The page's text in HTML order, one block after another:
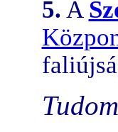
5. A